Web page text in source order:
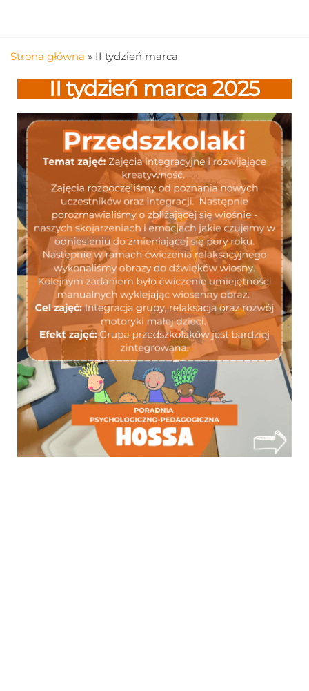
Strona główna » II tydzień marca
II tydzień marca 2025